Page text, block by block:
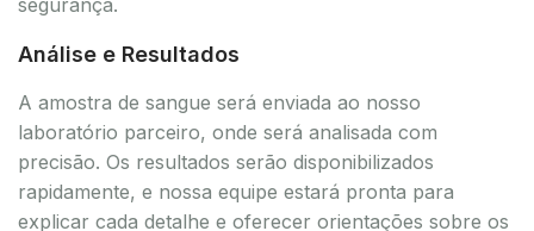
Análise e Resultados
A amostra de sangue será enviada ao nosso
laboratório parceiro, onde será analisada com
precisão. Os resultados serão disponibilizados
rapidamente, e nossa equipe estará pronta para
explicar cada detalhe e oferecer orientações sobre os